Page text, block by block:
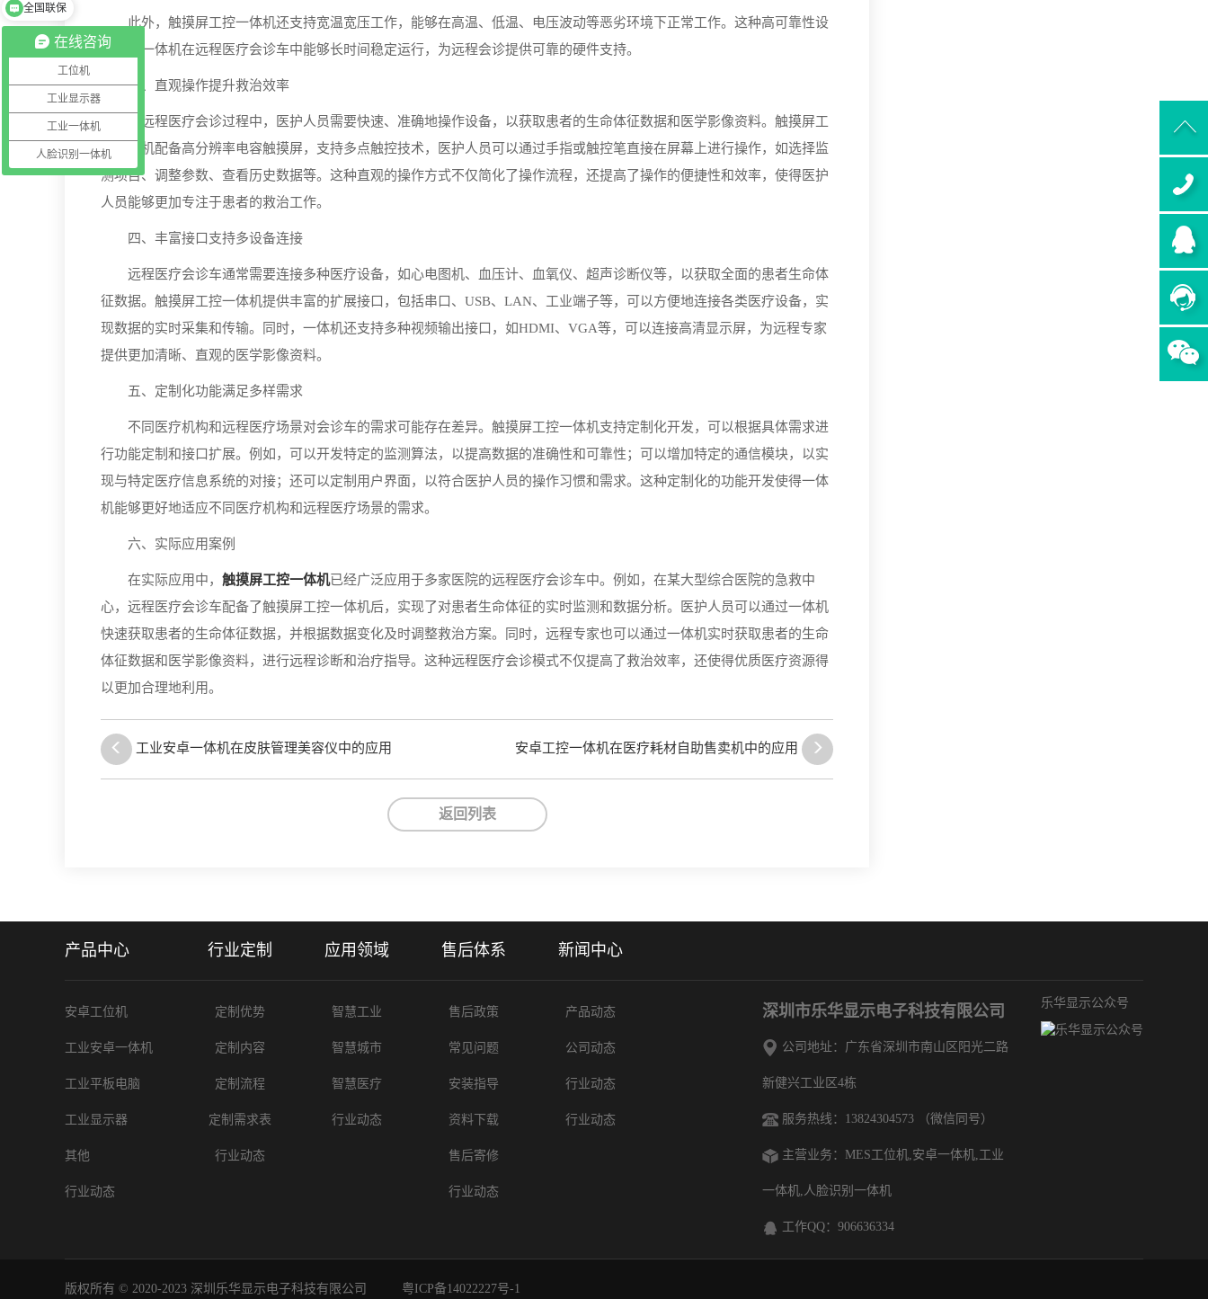
此外，触摸屏工控一体机还支持宽温宽压工作，能够在高温、低温、电压波动等恶劣环境下正常工作。这种高可靠性设
计使得一体机在远程医疗会诊车中能够长时间稳定运行，为远程会诊提供可靠的硬件支持。
三、直观操作提升救治效率
在远程医疗会诊过程中，医护人员需要快速、准确地操作设备，以获取患者的生命体征数据和医学影像资料。触摸屏工
控一体机配备高分辨率电容触摸屏，支持多点触控技术，医护人员可以通过手指或触控笔直接在屏幕上进行操作，如选择监
测项目、调整参数、查看历史数据等。这种直观的操作方式不仅简化了操作流程，还提高了操作的便捷性和效率，使得医护
人员能够更加专注于患者的救治工作。
四、丰富接口支持多设备连接
远程医疗会诊车通常需要连接多种医疗设备，如心电图机、血压计、血氧仪、超声诊断仪等，以获取全面的患者生命体
征数据。触摸屏工控一体机提供丰富的扩展接口，包括串口、USB、LAN、工业端子等，可以方便地连接各类医疗设备，实
现数据的实时采集和传输。同时，一体机还支持多种视频输出接口，如HDMI、VGA等，可以连接高清显示屏，为远程专家
提供更加清晰、直观的医学影像资料。
五、定制化功能满足多样需求
不同医疗机构和远程医疗场景对会诊车的需求可能存在差异。触摸屏工控一体机支持定制化开发，可以根据具体需求进
行功能定制和接口扩展。例如，可以开发特定的监测算法，以提高数据的准确性和可靠性；可以增加特定的通信模块，以实
现与特定医疗信息系统的对接；还可以定制用户界面，以符合医护人员的操作习惯和需求。这种定制化的功能开发使得一体
机能够更好地适应不同医疗机构和远程医疗场景的需求。
六、实际应用案例
在实际应用中， 触摸屏工控一体机已经广泛应用于多家医院的远程医疗会诊车中。例如，在某大型综合医院的急救中
心，远程医疗会诊车配备了触摸屏工控一体机后，实现了对患者生命体征的实时监测和数据分析。医护人员可以通过一体机
快速获取患者的生命体征数据，并根据数据变化及时调整救治方案。同时，远程专家也可以通过一体机实时获取患者的生命
体征数据和医学影像资料，进行远程诊断和治疗指导。这种远程医疗会诊模式不仅提高了救治效率，还使得优质医疗资源得
以更加合理地利用。
工业安卓一体机在皮肤管理美容仪中的应用 安卓工控一体机在医疗耗材自助售卖机中的应用
返回列表
产品中心 行业定制 应用领域 售后体系 新闻中心
安卓工位机
工业安卓一体机
工业平板电脑
工业显示器
其他
行业动态
定制优势
定制内容
定制流程
定制需求表
行业动态
智慧工业
智慧城市
智慧医疗
行业动态
售后政策
常见问题
安装指导
资料下载
售后寄修
行业动态
产品动态
公司动态
行业动态
行业动态
乐华显示公众号
深圳市乐华显示电子科技有限公司
公司地址：广东省深圳市南山区阳光二路
新健兴工业区4栋
服务热线：13824304573 （微信同号）
主营业务：MES工位机,安卓一体机,工业
一体机,人脸识别一体机
工作QQ：906636334
版权所有 © 2020-2023 深圳乐华显示电子科技有限公司 粤ICP备14022227号-1
在线咨询
工位机
工业显示器
工业一体机
人脸识别一体机
全国联保